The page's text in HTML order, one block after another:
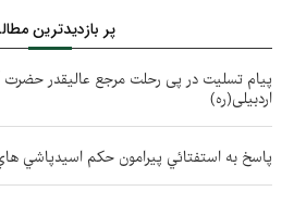
پر بازدیدترین
پیام تسلیت در پی رحلت مرجع عالیقدر حضرت
اردبیلی(ره)
پاسخ به استفتائي پيرامون حكم اسيدپاشي